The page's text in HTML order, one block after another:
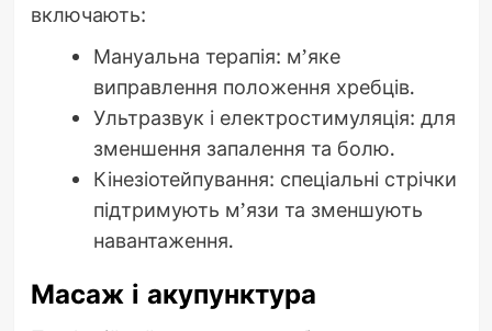
включають:
Мануальна терапія: м’яке
виправлення положення хребців.
Ультразвук і електростимуляція: для
зменшення запалення та болю.
Кінезіотейпування: спеціальні стрічки
підтримують м’язи та зменшують
навантаження.
Масаж і акупунктура